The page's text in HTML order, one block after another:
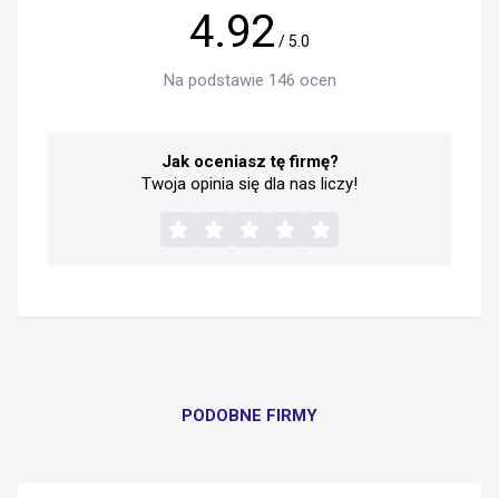
4.92 / 5.0
Na podstawie 146 ocen
Jak oceniasz tę firmę?
Twoja opinia się dla nas liczy!
PODOBNE FIRMY